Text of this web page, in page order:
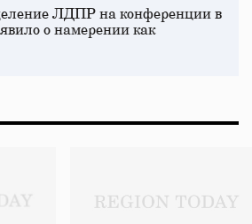
ЛДПР на конференции в
о намерении как